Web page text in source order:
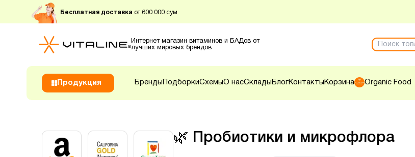
Бесплатная доставка от 600 000 сум
Интернет магазин витаминов и БАДов от
лучших мировых брендов
Продукция Бренды ПодборкиСхемыО насСклады БлогКонтакты Корзина Organic Food
🌿 Пробиотики и микрофлора